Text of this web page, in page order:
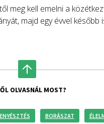
meg kell emelni a
majd egy évvel később
OLVASNÁL MOST?
BORÁSZAT